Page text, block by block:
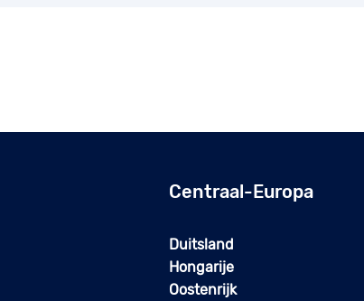
Centraal-Europa
Duitsland
Hongarije
Oostenrijk